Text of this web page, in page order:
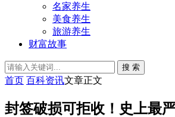
名家养生
美食养生
旅游养生
财富故事
搜 索
首页 百科资讯文章正文
封签破损可拒收！史上最